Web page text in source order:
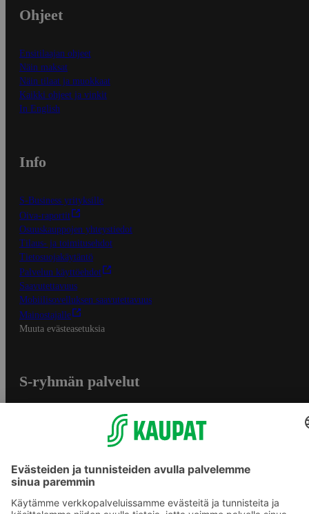
Ohjeet
Ensitilaajan ohjeet
Näin maksat
Näin tilaat ja muokkaat
Kaikki ohjeet ja vinkit
In English
Info
S-Business yrityksille
Oiva-raportit
Osuuskauppojen yhteystiedot
Tilaus- ja toimitusehdot
Tietosuojakäytäntö
Palvelun käyttöehdot
Saavutettavuus
Mobiilisovelluksen saavutettavuus
Mainostajalle
Muuta evästeasetuksia
S-ryhmän palvelut
S-ostoslista -sovellus
Prisma.fi
Sokos.fi